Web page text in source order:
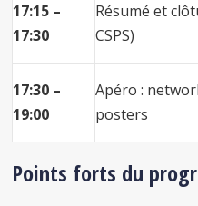
17:15 –
17:30
Résumé et
CSPS)
17:30 –
19:00
Apéro :
posters
Points forts du